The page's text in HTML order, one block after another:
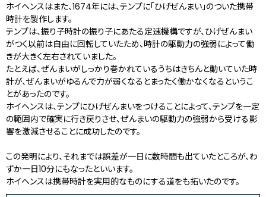
ホイヘンスはまた、1674年には、テンプに「ひげぜんまい」のついた携帯
時計を製作します。
テンプは、振り子時計の振り子にあたる定速機構ですが、ひげぜんまい
がつく以前は自由に回転していたため、時計の駆動力の強弱によって働
きが大きく左右されていました。
たとえば、ぜんまいがしっかり巻かれているうちはきちんと動いていた時
計が、ぜんまいがゆるんで力が弱くなるとまったく働かなくなるというこ
とがあったのです。
ホイヘンスは、テンプにひげぜんまいをつけることによって、テンプを一定
の範囲内で確実に行き戻りさせ、ぜんまいの駆動力の強弱から受ける影
響を激減させることに成功したのです。
この発明により、それまでは誤差が一日に数時間も出ていたところが、わ
ずか一日10分にもなったといいます。
ホイヘンスは携帯時計を実用的なものにする道をも拓いたのです。